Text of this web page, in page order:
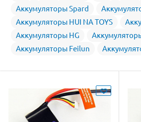
Аккумуляторы Spard
Аккумуляторы HUI NA TOYS
Аккумуляторы HG
Аккумуляторы Feilun